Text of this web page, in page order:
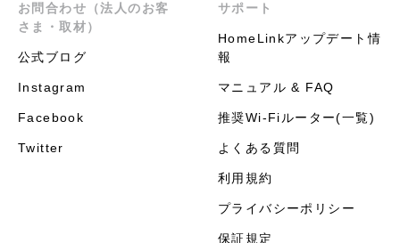
お問合わせ（法人のお客
さま・取材）
公式ブログ
Instagram
Facebook
Twitter
サポート
HomeLinkアップデート情
報
マニュアル & FAQ
推奨Wi-Fiルーター(一覧)
よくある質問
利用規約
プライバシーポリシー
保証規定